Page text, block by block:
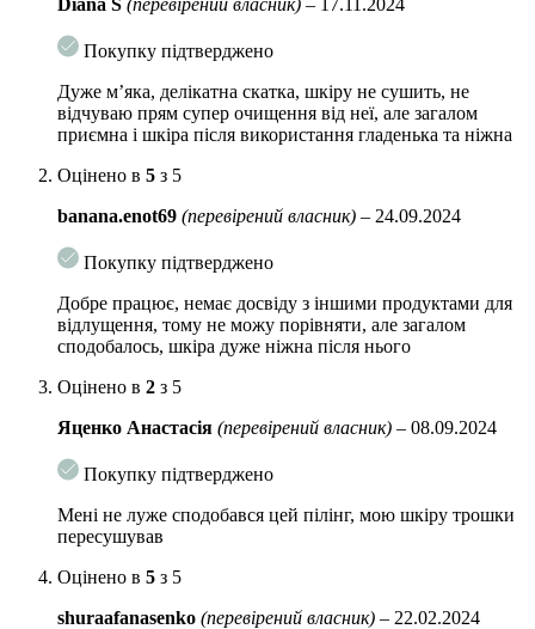
залишається змити скатку теплою проточною водою, а потім обробити
обличчя кремом відповідно до потреб шкіри.
Покупку підтверджено
Дуже мʼяка, делікатна скатка, шкіру не сушить, не
відчуваю прям супер очищення від неї, але загалом
приємна і шкіра після використання гладенька та ніжна
Оцінено в 5 з 5
banana.enot69 (перевірений власник) – 24.09.2024
Покупку підтверджено
Добре працює, немає досвіду з іншими продуктами для
відлущення, тому не можу порівняти, але загалом
сподобалось, шкіра дуже ніжна після нього
Оцінено в 2 з 5
Яценко Анастасія (перевірений власник) – 08.09.2024
Покупку підтверджено
Мені не луже сподобався цей пілінг, мою шкіру трошки
пересушував
Оцінено в 5 з 5
shuraafanasenko (перевірений власник) – 22.02.2024